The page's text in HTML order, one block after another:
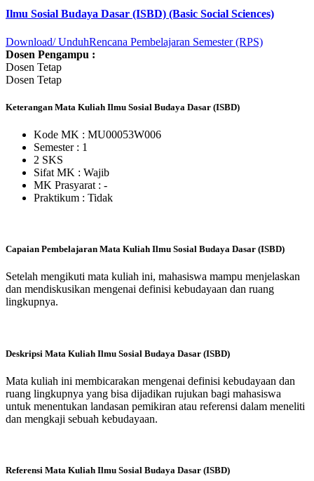
Ilmu Sosial Budaya Dasar (ISBD) (Basic Social Sciences)
Download/ UnduhRencana Pembelajaran Semester (RPS)
Dosen Pengampu :
Dosen Tetap
Dosen Tetap
Keterangan Mata Kuliah Ilmu Sosial Budaya Dasar (ISBD)
Kode MK : MU00053W006
Semester : 1
2 SKS
Sifat MK : Wajib
MK Prasyarat : -
Praktikum : Tidak
Capaian Pembelajaran Mata Kuliah Ilmu Sosial Budaya Dasar (ISBD)
Setelah mengikuti mata kuliah ini, mahasiswa mampu menjelaskan
dan mendiskusikan mengenai definisi kebudayaan dan ruang
lingkupnya.
Deskripsi Mata Kuliah Ilmu Sosial Budaya Dasar (ISBD)
Mata kuliah ini membicarakan mengenai definisi kebudayaan dan
ruang lingkupnya yang bisa dijadikan rujukan bagi mahasiswa
untuk menentukan landasan pemikiran atau referensi dalam meneliti
dan mengkaji sebuah kebudayaan.
Referensi Mata Kuliah Ilmu Sosial Budaya Dasar (ISBD)